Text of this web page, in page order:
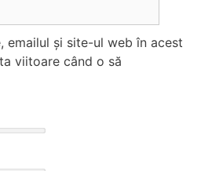
emailul și site-ul web în acest
viitoare când o să